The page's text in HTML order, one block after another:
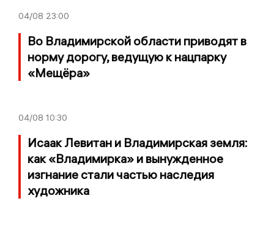
04/08 23:00
Во Владимирской области приводят в
норму дорогу, ведущую к нацпарку
«Мещёра»
04/08 10:30
Исаак Левитан и Владимирская земля:
как «Владимирка» и вынужденное
изгнание стали частью наследия
художника